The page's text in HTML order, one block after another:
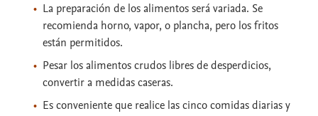
La preparación de los alimentos será variada. Se
recomienda horno, vapor, o plancha, pero los fritos
están permitidos.
Pesar los alimentos crudos libres de desperdicios,
convertir a medidas caseras.
Es conveniente que realice las cinco comidas diarias y